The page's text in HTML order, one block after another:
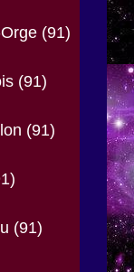
(91)
(91)
(91)
(91)